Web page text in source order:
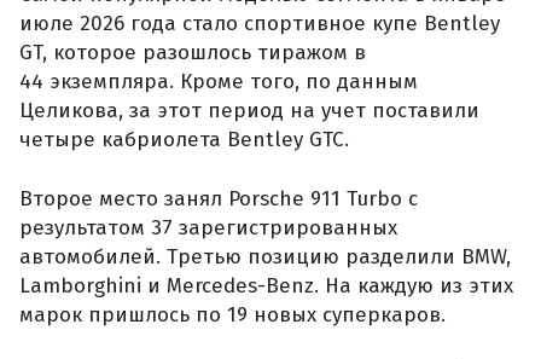
июле 2026 года стало спортивное купе Bentley
GT, которое разошлось тиражом в
44 экземпляра. Кроме того, по данным
Целикова, за этот период на учет поставили
четыре кабриолета Bentley GTC.
Второе место занял Porsche 911 Turbo с
результатом 37 зарегистрированных
автомобилей. Третью позицию разделили BMW,
Lamborghini и Mercedes-Benz. На каждую из этих
марок пришлось по 19 новых суперкаров.